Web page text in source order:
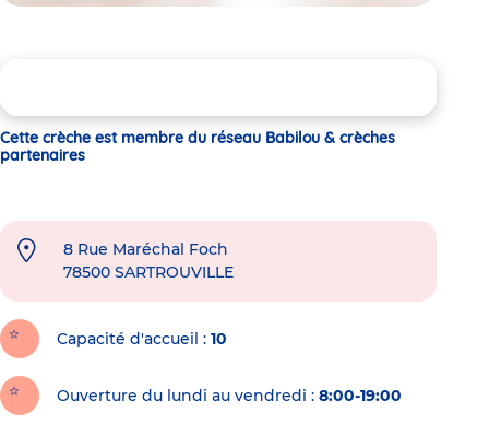
Cette crèche est membre du réseau Babilou & crèches
partenaires
8 Rue Maréchal Foch
78500 SARTROUVILLE
Capacité d'accueil 10
Ouverture du lundi au vendredi : 8:00-19:00